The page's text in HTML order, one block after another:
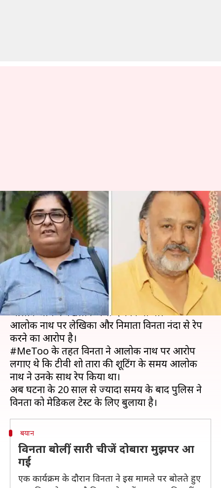
#MeToo: आलोक नाथ मामले में 20
साल बाद होगा विनता नंदा का
मेडिकल टेस्ट
लेखन प्रमोद कुमार Nov 26, 2018 12:40 pm
क्या है खबर?
कुछ दिन पहले मुंबई पुलिस ने रेप के आरोप में एक्टर
आलोक नाथ के खिलाफ केस दर्ज किया था।
आलोक नाथ पर लेखिका और निर्माता विनता नंदा से रेप
करने का आरोप है।
#MeToo के तहत विनता ने आलोक नाथ पर आरोप
लगाए थे कि टीवी शो तारा की शूटिंग के समय आलोक
नाथ ने उनके साथ रेप किया था।
अब घटना के 20 साल से ज्यादा समय के बाद पुलिस ने
बयान
विनता बोलीं, सारी चीजें दोबारा मुझपर आ
गईं
एक कार्यक्रम के दौरान विनता ने इस मामले पर बोलते हुए